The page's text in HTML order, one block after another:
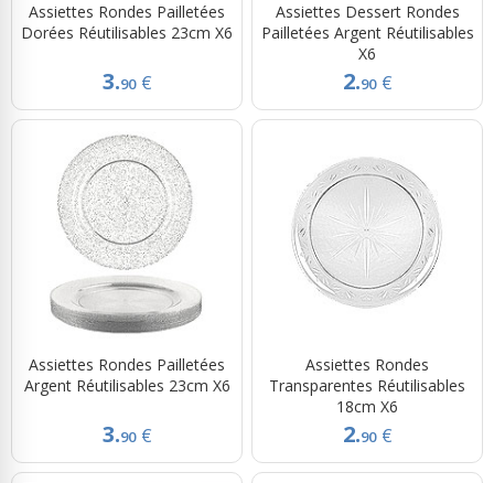
Assiettes Rondes Pailletées
Dorées Réutilisables 23cm X6
3.90 €
Assiettes Dessert Rondes
Pailletées Argent Réutilisables
X6
2.90 €
Assiettes Rondes Pailletées
Argent Réutilisables 23cm X6
3.90 €
Assiettes Rondes
Transparentes Réutilisables
18cm X6
2.90 €